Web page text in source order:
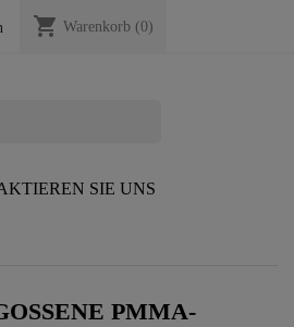
shopping_cart Warenkorb (0)
SIE UNS
PMMA-